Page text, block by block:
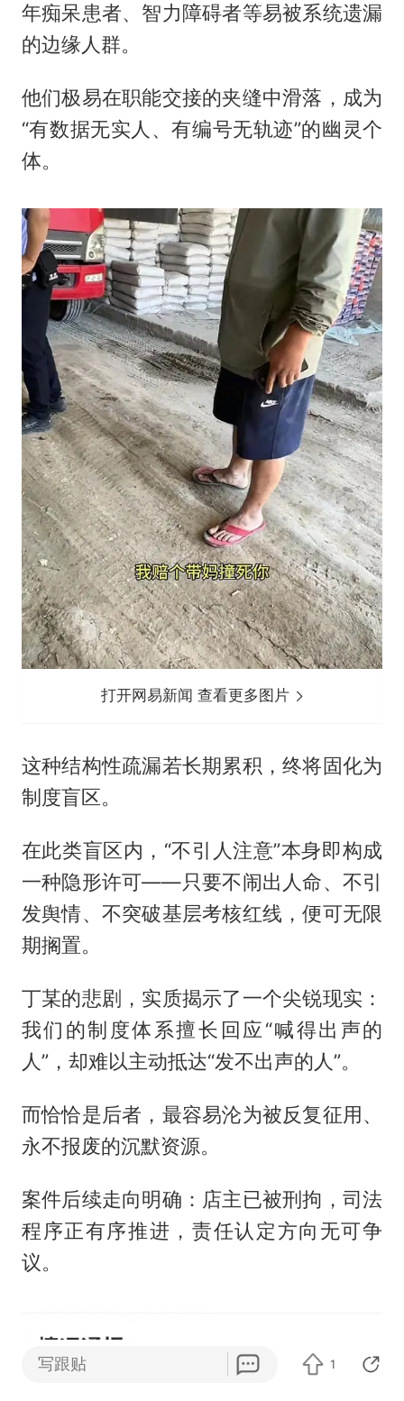
年痴呆患者、智力障碍者等易被系统遗漏
的边缘人群。
他们极易在职能交接的夹缝中滑落，成为
“有数据无实人、有编号无轨迹”的幽灵个
体。
打开网易新闻 查看更多图片
这种结构性疏漏若长期累积，终将固化为
制度盲区。
在此类盲区内，“不引人注意”本身即构成
一种隐形许可——只要不闹出人命、不引
发舆情、不突破基层考核红线，便可无限
期搁置。
丁某的悲剧，实质揭示了一个尖锐现实：
我们的制度体系擅长回应“喊得出声的
人”，却难以主动抵达“发不出声的人”。
而恰恰是后者，最容易沦为被反复征用、
永不报废的沉默资源。
案件后续走向明确：店主已被刑拘，司法
程序正有序推进，责任认定方向无可争
议。
写跟贴 1